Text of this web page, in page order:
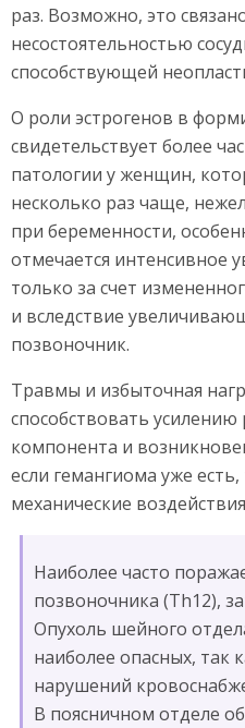
раз. Возможно, это
несостоятельностью
способствующей
О роли эстрогенов в
свидетельствует более
патологии у женщин,
несколько раз чаще,
при беременности,
отмечается интенсивное
только за счет
и вследствие
позвоночник.
Травмы и избыточная
способствовать усилению
компонента и
если гемангиома уже
механические
Наиболее часто
позвоночника (Th12),
Опухоль шейного
наиболее опасных, так
нарушений
В поясничном отделе